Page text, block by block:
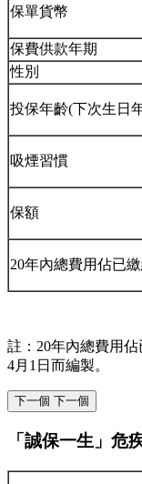
保單貨幣
保費供款年期
性別
投保年齡(下次生日
吸煙習慣
保額
20年內總費用佔已
註：20年內總費用
4月1日而編製。
下一個 下一個
「誠保一生」危